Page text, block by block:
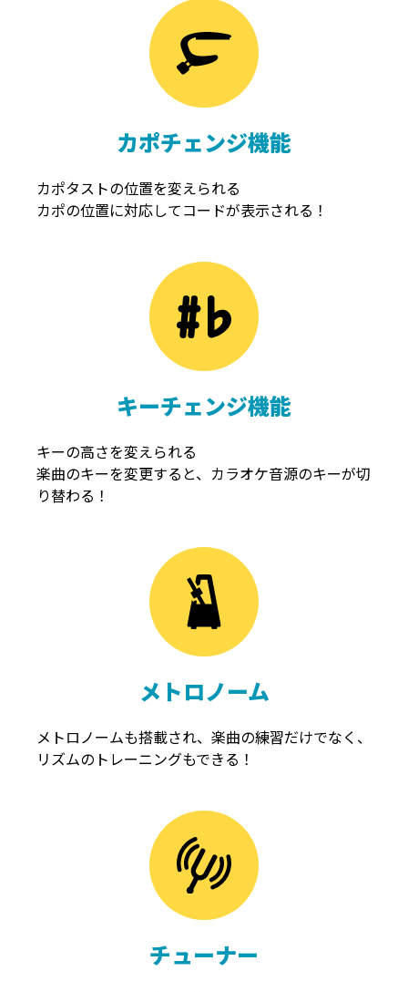
カポチェンジ機能
カポタストの位置を変えられる
カポの位置に対応してコードが表示される！
キーチェンジ機能
キーの高さを変えられる
楽曲のキーを変更すると、カラオケ音源のキーが切
り替わる！
メトロノーム
メトロノームも搭載され、楽曲の練習だけでなく、
リズムのトレーニングもできる！
チューナー